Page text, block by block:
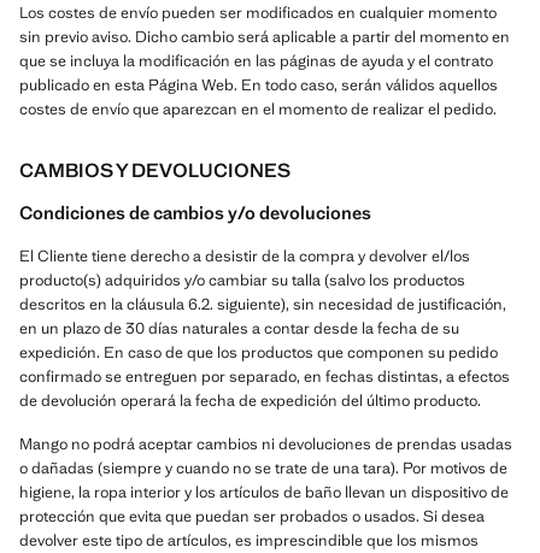
Los costes de envío pueden ser modificados en cualquier momento
sin previo aviso. Dicho cambio será aplicable a partir del momento en
que se incluya la modificación en las páginas de ayuda y el contrato
publicado en esta Página Web. En todo caso, serán válidos aquellos
costes de envío que aparezcan en el momento de realizar el pedido.
CAMBIOS Y DEVOLUCIONES
Condiciones de cambios y/o devoluciones
El Cliente tiene derecho a desistir de la compra y devolver el/los
producto(s) adquiridos y/o cambiar su talla (salvo los productos
descritos en la cláusula 6.2. siguiente), sin necesidad de justificación,
en un plazo de 30 días naturales a contar desde la fecha de su
expedición. En caso de que los productos que componen su pedido
confirmado se entreguen por separado, en fechas distintas, a efectos
de devolución operará la fecha de expedición del último producto.
Mango no podrá aceptar cambios ni devoluciones de prendas usadas
o dañadas (siempre y cuando no se trate de una tara). Por motivos de
higiene, la ropa interior y los artículos de baño llevan un dispositivo de
protección que evita que puedan ser probados o usados. Si desea
devolver este tipo de artículos, es imprescindible que los mismos